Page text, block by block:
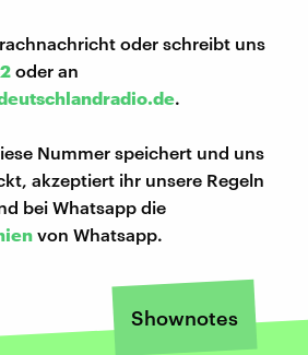
oder schreibt uns
oder an
.
Nummer speichert und uns
akzeptiert ihr unsere Regeln
bei Whatsapp die
von Whatsapp.
Shownotes